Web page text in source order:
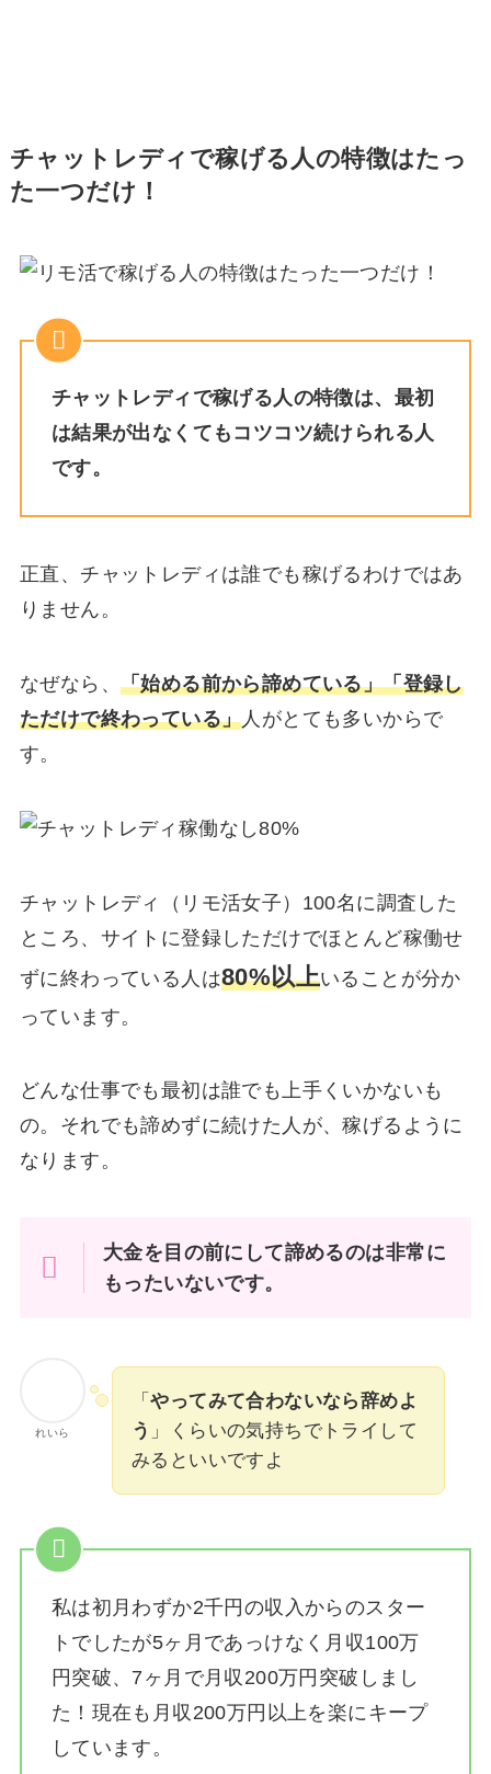
チャットレディで稼げる人の特徴はたっ
た一つだけ！
チャットレディで稼げる人の特徴は、最初
は結果が出なくてもコツコツ続けられる人
です。
正直、チャットレディは誰でも稼げるわけではあ
りません。
なぜなら、 「始める前から諦めている」「登録し
ただけで終わっている」 人がとても多いからで
す。
チャットレディ（リモ活女子）100名に調査した
ところ、サイトに登録しただけでほとんど稼働せ
ずに終わっている人は80%以上いることが分か
っています。
どんな仕事でも最初は誰でも上手くいかないも
の。それでも諦めずに続けた人が、稼げるように
なります。
大金を目の前にして諦めるのは非常に
もったいないです。
れいら
「やってみて合わないなら辞めよ
う 」くらいの気持ちでトライして
みるといいですよ
私は初月わずか2千円の収入からのスター
トでしたが5ヶ月であっけなく月収100万
円突破、7ヶ月で月収200万円突破しまし
た！ 現在も月収200万円以上を楽にキープ
しています。